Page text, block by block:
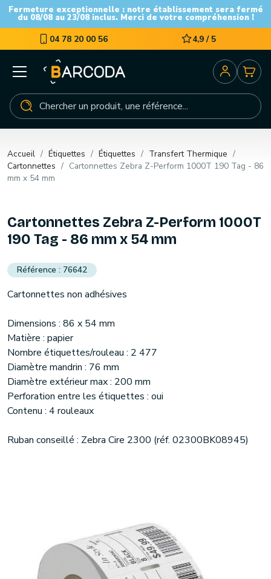
Fermeture exceptionnelle : notre établissement sera fermé
du 08/08 au 23/08 inclus. Merci de votre compréhension !
04 78 20 00 56 4,9 / 5
Accueil Étiquettes Étiquettes
Transfert Thermique
Cartonnettes
Cartonnettes Zebra Z-Perform 1000T 190 Tag - 86
mm x 54 mm
Cartonnettes Zebra Z-Perform 1000T
190 Tag - 86 mm x 54 mm
76642
Cartonnettes non adhésives
Dimensions : 86 x 54 mm
Matière : papier
Nombre étiquettes/rouleau : 2 477
Diamètre mandrin : 76 mm
Diamètre extérieur max : 200 mm
Perforation entre les étiquettes : oui
Contenu : 4 rouleaux
Ruban conseillé : Zebra Cire 2300 (réf. 02300BK08945)